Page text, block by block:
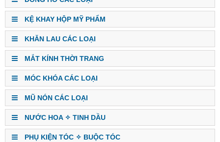
KỆ KHAY HỘP MỸ PHẨM
KHĂN LAU CÁC LOẠI
MẮT KÍNH THỜI TRANG
MÓC KHÓA CÁC LOẠI
MŨ NÓN CÁC LOẠI
NƯỚC HOA ✧ TINH DẦU
PHỤ KIỆN TÓC ✧ BUỘC TÓC